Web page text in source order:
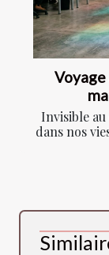
Invisible
dans nos